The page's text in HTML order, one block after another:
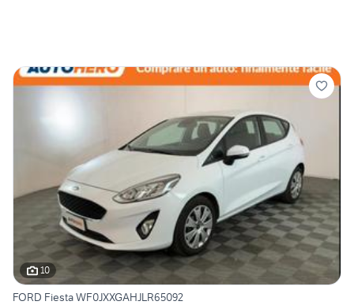
10
FORD Fiesta WF0JXXGAHJLR65092